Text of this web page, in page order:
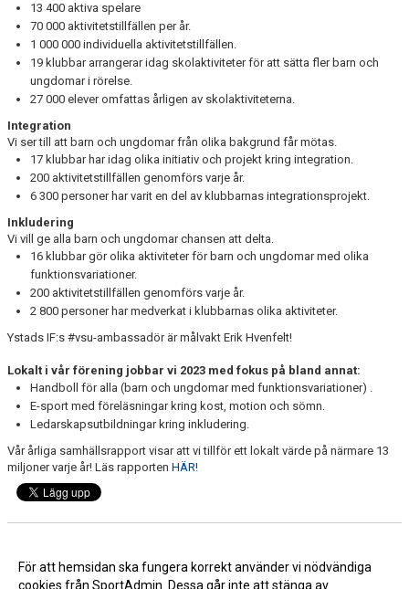
13 400 aktiva spelare
70 000 aktivitetstillfällen per år.
1 000 000 individuella aktivitetstillfällen.
19 klubbar arrangerar idag skolaktiviteter för att sätta fler barn och
ungdomar i rörelse.
27 000 elever omfattas årligen av skolaktiviteterna.
Integration
Vi ser till att barn och ungdomar från olika bakgrund får mötas.
17 klubbar har idag olika initiativ och projekt kring integration.
200 aktivitetstillfällen genomförs varje år.
6 300 personer har varit en del av klubbarnas integrationsprojekt.
Inkludering
Vi vill ge alla barn och ungdomar chansen att delta.
16 klubbar gör olika aktiviteter för barn och ungdomar med olika
funktionsvariationer.
200 aktivitetstillfällen genomförs varje år.
2 800 personer har medverkat i klubbarnas olika aktiviteter.
Ystads IF:s #vsu-ambassadör är målvakt Erik Hvenfelt!
Lokalt i vår förening jobbar vi 2023 med fokus på bland annat:
Handboll för alla (barn och ungdomar med funktionsvariationer) .
E-sport med föreläsningar kring kost, motion och sömn.
Ledarskapsutbildningar kring inkludering.
Vår årliga samhällsrapport visar att vi tillför ett lokalt värde på närmare 13
miljoner varje år! Läs rapporten HÄR!
Nyhetsarkiv
För att hemsidan ska fungera korrekt använder vi nödvändiga
cookies från SportAdmin. Dessa går inte att stänga av.